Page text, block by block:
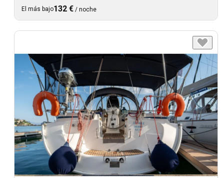
El más bajo132 € / noche